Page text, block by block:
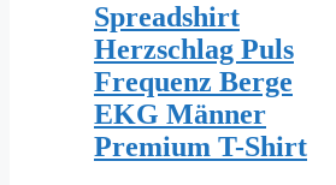
Spreadshirt
Herzschlag Puls
Frequenz Berge
EKG Männer
Premium T-Shirt